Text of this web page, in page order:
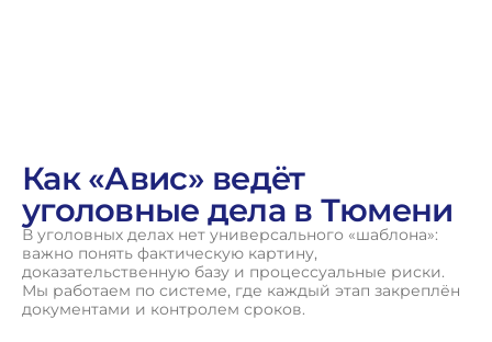
Как «Авис» ведёт
уголовные дела в Тюмени
В уголовных делах нет универсального «шаблона»:
важно понять фактическую картину,
доказательственную базу и процессуальные риски.
Мы работаем по системе, где каждый этап закреплён
документами и контролем сроков.